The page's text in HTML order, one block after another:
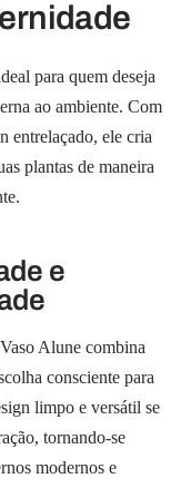
para quem deseja
ao ambiente. Com
entrelaçado, ele cria
plantas de maneira
e
Alune combina
consciente para
limpo e versátil se
tornando-se
modernos e